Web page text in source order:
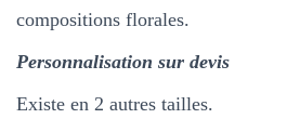
compositions florales.
Personnalisation sur devis
Existe en 2 autres tailles.